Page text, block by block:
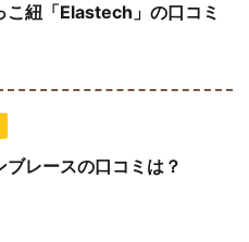
こ紐「Elastech」の口コミ
ブレースの口コミは？